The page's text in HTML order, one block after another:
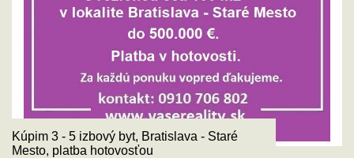
Kúpim 3 - 5 izbový byt, Bratislava - Staré
Mesto, platba hotovosťou